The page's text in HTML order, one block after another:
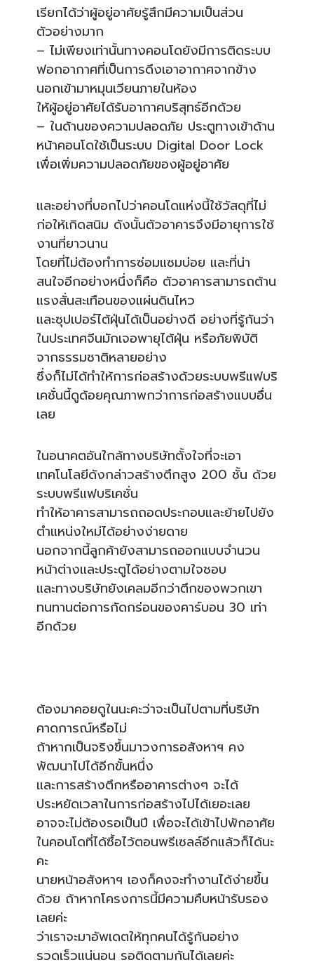
เรียกได้ว่าผู้อยู่อาศัยรู้สึกมีความเป็นส่วน
ตัวอย่างมาก
– ไม่เพียงเท่านั้นทางคอนโดยังมีการติดระบบ
ฟอกอากาศที่เป็นการดึงเอาอากาศจากข้าง
นอกเข้ามาหมุนเวียนภายในห้อง
ให้ผู้อยู่อาศัยได้รับอากาศบริสุทธ์อีกด้วย
– ในด้านของความปลอดภัย ประตูทางเข้าด้าน
หน้าคอนโดใช้เป็นระบบ Digital Door Lock
เพื่อเพิ่มความปลอดภัยของผู้อยู่อาศัย
และอย่างที่บอกไปว่าคอนโดแห่งนี้ใช้วัสดุที่ไม่
ก่อให้เกิดสนิม ดังนั้นตัวอาคารจึงมีอายุการใช้
งานที่ยาวนาน
โดยที่ไม่ต้องทำการซ่อมแซมบ่อย และที่น่า
สนใจอีกอย่างหนึ่งก็คือ ตัวอาคารสามารถต้าน
แรงสั่นสะเทือนของแผ่นดินไหว
และซุปเปอร์ไต้ฝุ่นได้เป็นอย่างดี อย่างที่รู้กันว่า
ในประเทศจีนมักเจอพายุไต้ฝุ่น หรือภัยพิบัติ
จากธรรมชาติหลายอย่าง
ซึ่งก็ไม่ได้ทำให้การก่อสร้างด้วยระบบพรีแฟบริ
เคชั่นนี้ดูด้อยคุณภาพกว่าการก่อสร้างแบบอื่น
เลย
ในอนาคตอันใกล้ทางบริษัทตั้งใจที่จะเอา
เทคโนโลยีดังกล่าวสร้างตึกสูง 200 ชั้น ด้วย
ระบบพรีแฟบริเคชั่น
ทำให้อาคารสามารถถอดประกอบและย้ายไปยัง
ตำแหน่งใหม่ได้อย่างง่ายดาย
นอกจากนี้ลูกค้ายังสามารถออกแบบจำนวน
หน้าต่างและประตูได้อย่างตามใจชอบ
และทางบริษัทยังเคลมอีกว่าตึกของพวกเขา
ทนทานต่อการกัดกร่อนของคาร์บอน 30 เท่า
อีกด้วย
ต้องมาคอยดูในนะคะว่าจะเป็นไปตามที่บริษัท
คาดการณ์หรือไม่
ถ้าหากเป็นจริงขึ้นมาวงการอสังหาฯ คง
พัฒนาไปได้อีกขั้นหนึ่ง
และการสร้างตึกหรืออาคารต่างๆ จะได้
ประหยัดเวลาในการก่อสร้างไปได้เยอะเลย
อาจจะไม่ต้องรอเป็นปี เพื่อจะได้เข้าไปพักอาศัย
ในคอนโดที่ได้ซื้อไว้ตอนพรีเซลล์อีกแล้วก็ได้นะ
คะ
นายหน้าอสังหาฯ เองก็คงจะทำงานได้ง่ายขึ้น
ด้วย ถ้าหากโครงการนี้มีความคืบหน้ารับรอง
เลยค่ะ
ว่าเราจะมาอัพเดตให้ทุกคนได้รู้กันอย่าง
รวดเร็วแน่นอน รอติดตามกันได้เลยค่ะ